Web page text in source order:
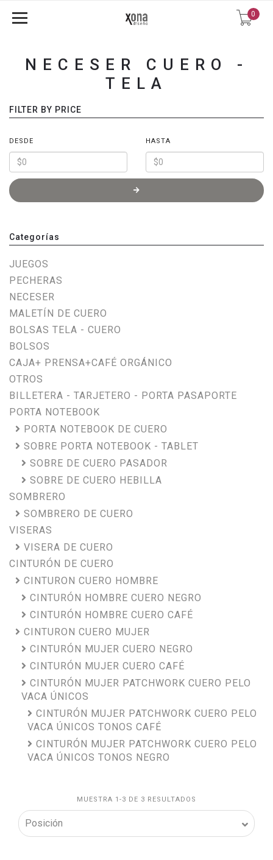
0
NECESER CUERO -
TELA
FILTER BY PRICE
DESDE HASTA
Categorías
JUEGOS
PECHERAS
NECESER
MALETÍN DE CUERO
BOLSAS TELA - CUERO
BOLSOS
CAJA+ PRENSA+CAFÉ ORGÁNICO
OTROS
BILLETERA - TARJETERO - PORTA PASAPORTE
PORTA NOTEBOOK
PORTA NOTEBOOK DE CUERO
SOBRE PORTA NOTEBOOK - TABLET
SOBRE DE CUERO PASADOR
SOBRE DE CUERO HEBILLA
SOMBRERO
SOMBRERO DE CUERO
VISERAS
VISERA DE CUERO
CINTURÓN DE CUERO
CINTURON CUERO HOMBRE
CINTURÓN HOMBRE CUERO NEGRO
CINTURÓN HOMBRE CUERO CAFÉ
CINTURON CUERO MUJER
CINTURÓN MUJER CUERO NEGRO
CINTURÓN MUJER CUERO CAFÉ
CINTURÓN MUJER PATCHWORK CUERO PELO
VACA ÚNICOS
CINTURÓN MUJER PATCHWORK CUERO PELO
VACA ÚNICOS TONOS CAFÉ
CINTURÓN MUJER PATCHWORK CUERO PELO
VACA ÚNICOS TONOS NEGRO
MUESTRA 1-3 DE 3 RESULTADOS